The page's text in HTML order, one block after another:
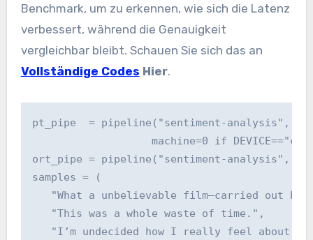
Benchmark, um zu erkennen, wie sich die Latenz
verbessert, während die Genauigkeit
vergleichbar bleibt. Schauen Sie sich das an
Vollständige Codes Hier.
pt_pipe  = pipeline("sentiment-analysis",
machine=0 if
ort_pipe = pipeline("sentiment-analysis",
samples = (
"What a unbelievable film—carried out
   "This was a whole waste of time.",
"I’m undecided how I really feel about